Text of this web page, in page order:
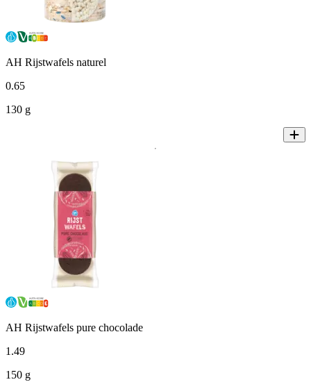
AH Rijstwafels naturel
0.65
130 g
AH Rijstwafels pure chocolade
1 .49
150 g